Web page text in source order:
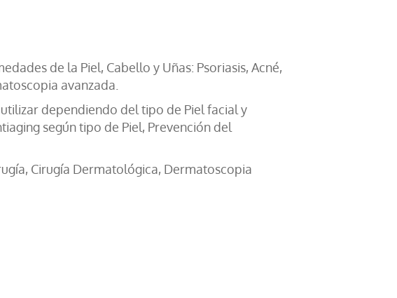
de la Piel, Cabello y Uñas: Psoriasis, Acné,
avanzada.
dependiendo del tipo de Piel facial y
según tipo de Piel, Prevención del
Cirugía Dermatológica, Dermatoscopia